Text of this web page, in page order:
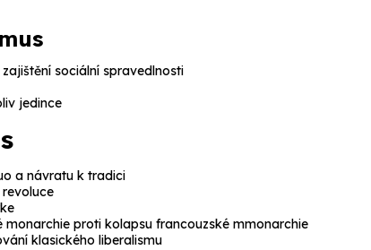
sociální spravedlnosti
jedince
a návratu k tradici
proti kolapsu francouzské mmonarchie
klasického liberalismu